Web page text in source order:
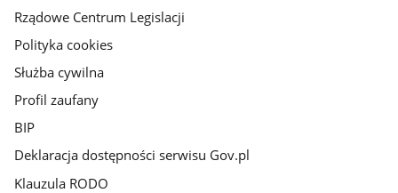
Rządowe Centrum Legislacji
Polityka cookies
Służba cywilna
Profil zaufany
BIP
Deklaracja dostępności serwisu Gov.pl
Klauzula RODO